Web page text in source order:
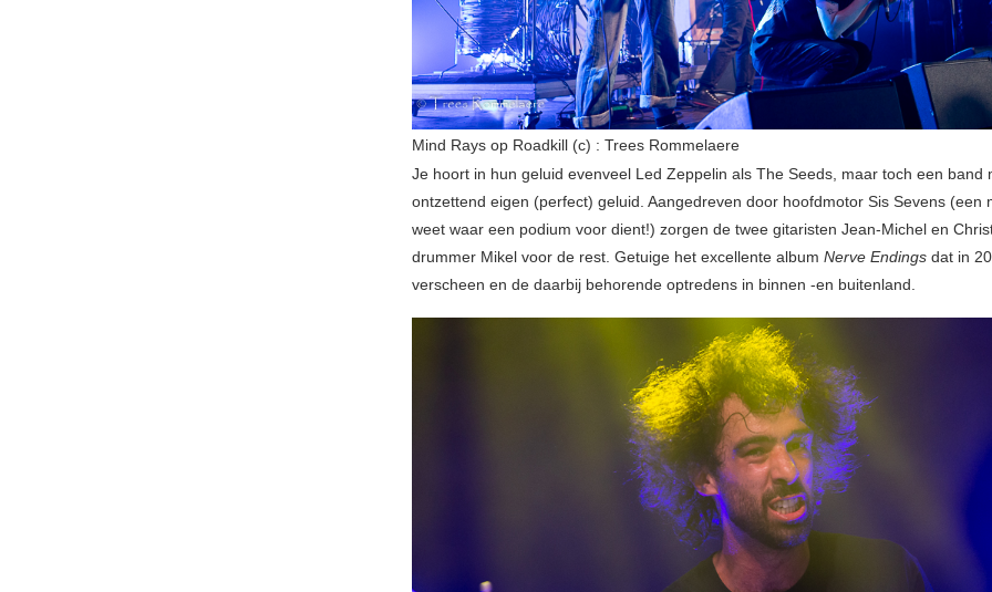
Mind Rays op Roadkill (c) : Trees Rommelaere
Je hoort in hun geluid evenveel Led Zeppelin als The Seeds, maar toch een band
ontzettend eigen (perfect) geluid. Aangedreven door hoofdmotor Sis Sevens (een
weet waar een podium voor dient!) zorgen de twee gitaristen Jean-Michel en
drummer Mikel voor de rest. Getuige het excellente album Nerve Endings dat in
verscheen en de daarbij behorende optredens in binnen -en buitenland.